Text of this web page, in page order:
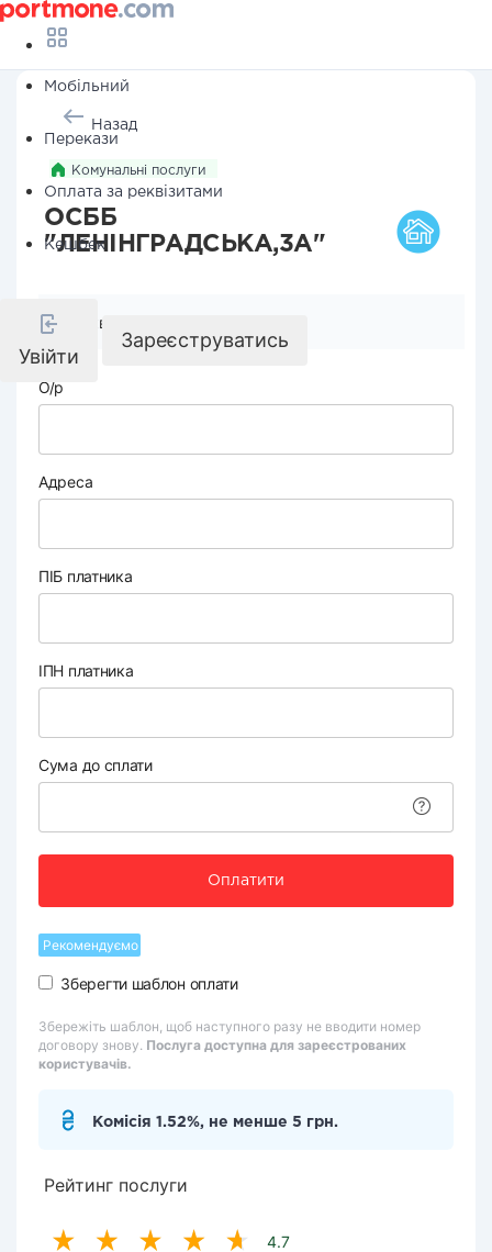
Мобільний
Перекази
Оплата за реквізитами
Кешбек
Увійти
Зареєструватись
Назад
Комунальні послуги
ОСББ
"ЛЕНІНГРАДСЬКА,3А"
Реквізити компанії
О/р
Адреса
ПІБ платника
ІПН платника
Сума до сплати
Оплатити
Рекомендуємо
Зберегти шаблон оплати
Збережіть шаблон, щоб наступного разу не вводити номер
договору знову. Послуга доступна для зареєстрованих
користувачів.
Комісія 1.52%, не менше 5 грн.
Рейтинг послуги
4.7